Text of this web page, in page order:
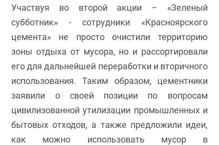
Участвуя во второй акции – «Зеленый
субботник» - сотрудники «Красноярского
цемента» не просто очистили территорию
зоны отдыха от мусора, но и рассортировали
его для дальнейшей переработки и вторичного
использования. Таким образом, цементники
заявили о своей позиции по вопросам
цивилизованной утилизации промышленных и
бытовых отходов, а также предложили идеи,
как можно использовать мусор в